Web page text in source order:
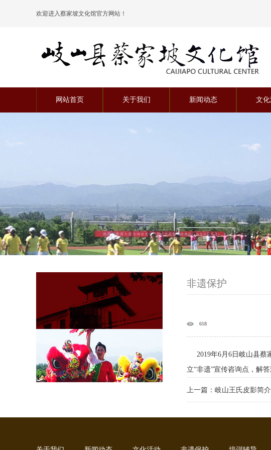
欢迎进入蔡家坡文化馆官方网站！
网站首页 关于我们 新闻动态 文
非遗保护
618
2019年6月6日岐山县蔡
立“非遗”宣传咨询点，解
上一篇：岐山王氏皮影简介